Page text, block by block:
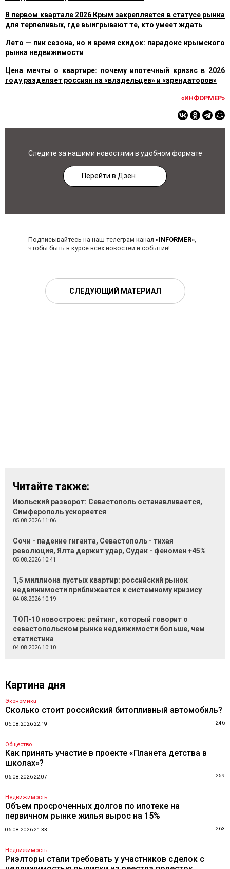
В первом квартале 2026 Крым закрепляется в статусе рынка
для терпеливых, где выигрывают те, кто умеет ждать
Лето — пик сезона, но и время скидок: парадокс крымского
рынка недвижимости
Цена мечты о квартире: почему ипотечный кризис в 2026
году разделяет россиян на «владельцев» и «арендаторов»
«ИНФОРМЕР»
Следите за нашими новостями в удобном формате
Перейти в Дзен
Подписывайтесь на наш телеграм-канал «INFORMER»,
чтобы быть в курсе всех новостей и событий!
СЛЕДУЮЩИЙ МАТЕРИАЛ
Читайте также:
Июльский разворот: Севастополь останавливается,
Симферополь ускоряется
05.08.2026 11:06
Сочи - падение гиганта, Севастополь - тихая
революция, Ялта держит удар, Судак - феномен +45%
05.08.2026 10:41
1,5 миллиона пустых квартир: российский рынок
недвижимости приближается к системному кризису
04.08.2026 10:19
ТОП-10 новостроек: рейтинг, который говорит о
севастопольском рынке недвижимости больше, чем
статистика
04.08.2026 10:10
Картина дня
Экономика
Сколько стоит российский битопливный автомобиль?
06.08.2026 22:19 246
Общество
Как принять участие в проекте «Планета детства в
школах»?
06.08.2026 22:07 259
Недвижимость
Объем просроченных долгов по ипотеке на
первичном рынке жилья вырос на 15%
06.08.2026 21:33 263
Недвижимость
Риэлторы стали требовать у участников сделок с